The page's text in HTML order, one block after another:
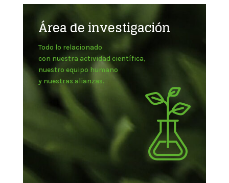
Área de investigación
Todo lo relacionado
con nuestra actividad científica,
nuestro equipo humano
y nuestras alianzas.